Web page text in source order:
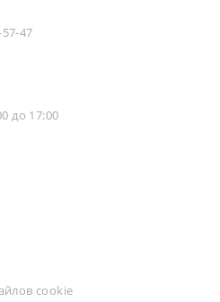
47
до 17:00
cookie